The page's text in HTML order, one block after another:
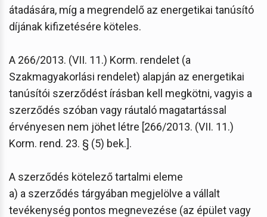
átadására, míg a megrendelő az energetikai tanúsító
díjának kifizetésére köteles.
A 266/2013. (VII. 11.) Korm. rendelet (a
Szakmagyakorlási rendelet) alapján az energetikai
tanúsítói szerződést írásban kell megkötni, vagyis a
szerződés szóban vagy ráutaló magatartással
érvényesen nem jöhet létre [266/2013. (VII. 11.)
Korm. rend. 23. § (5) bek.].
A szerződés kötelező tartalmi eleme
a) a szerződés tárgyában megjelölve a vállalt
tevékenység pontos megnevezése (az épület vagy